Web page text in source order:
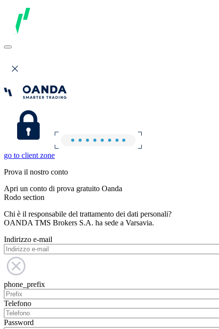
go to client zone
Prova il nostro conto
Apri un conto di prova gratuito Oanda
Rodo section
Chi è il responsabile del trattamento dei dati personali?
OANDA TMS Brokers S.A. ha sede a Varsavia.
Indirizzo e-mail
phone_prefix
Telefono
Password